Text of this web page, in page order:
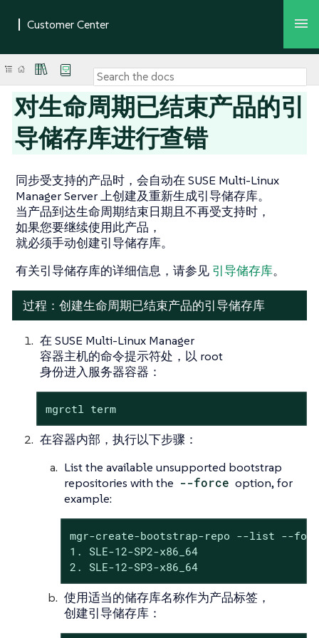
对生命周期已结束产品的引
导储存库进行查错
同步受支持的产品时，会自动在 SUSE Multi-Linux
Manager Server 上创建及重新生成引导储存库。
当产品到达生命周期结束日期且不再受支持时，
如果您要继续使用此产品，
就必须手动创建引导储存库。
有关引导储存库的详细信息，请参见 引导储存库。
过程：创建生命周期已结束产品的引导储存库
在 SUSE Multi-Linux Manager
容器主机的命令提示符处，以 root
身份进入服务器容器：
mgrctl term
在容器内部，执行以下步骤：
List the available unsupported bootstrap
repositories with the --force option, for
example:
mgr-create-bootstrap-repo --list --
1. SLE-12-SP2-x86_64
2. SLE-12-SP3-x86_64
使用适当的储存库名称作为产品标签，
创建引导储存库：